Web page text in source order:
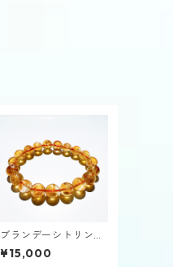
ブランデーシトリンク
ォーツ10㎜ブレスレッ
ト
¥15,000